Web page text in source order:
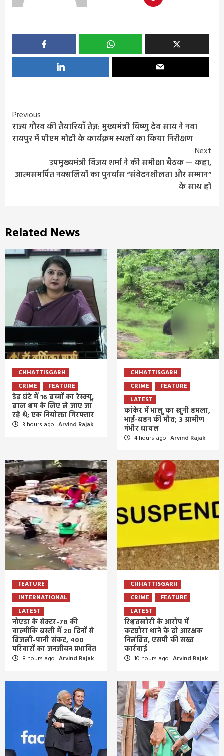
Continue
Reading
Previous
राज्य गौरव की तैयारियाँ तेज़: मुख्यमंत्री विष्णु देव साय ने नवा
रायपुर में पीएम मोदी के कार्यक्रम स्थलों का किया निरीक्षण
Next
उपमुख्यमंत्री विजय शर्मा ने की समीक्षा बैठक — कहा,
आत्मसमर्पित नक्सलियों का पुनर्वास “संवेदनशीलता और सम्मान”
के साथ हो
Related News
CHHATTISGARH
CRIME
FEATURE
डेढ़ घंटे में 16 बच्चों का रेस्क्यू,
बाल श्रम के लिए ले जाए जा
रहे थे; एक नियोक्ता गिरफ्तार
3 hours ago Arvind Rajak
CHHATTISGARH
CRIME
FEATURE
LATEST
कांकेर में भालू का खूनी हमला,
भाई-बहन की मौत; 3 ग्रामीण
गंभीर घायल
4 hours ago Arvind Rajak
FEATURE
INTERNATIONAL
LATEST
नोएडा के सेक्टर-78 की
वाल्मीकि बस्ती में 20 दिनों से
बिजली-पानी संकट, 400
परिवारों का जनजीवन प्रभावित
8 hours ago Arvind Rajak
CHHATTISGARH
CRIME
FEATURE
LATEST
रिश्वतखोरी के आरोप में
कटघोरा थाने के दो आरक्षक
निलंबित, एसपी की सख्त
कार्रवाई
10 hours ago Arvind Rajak